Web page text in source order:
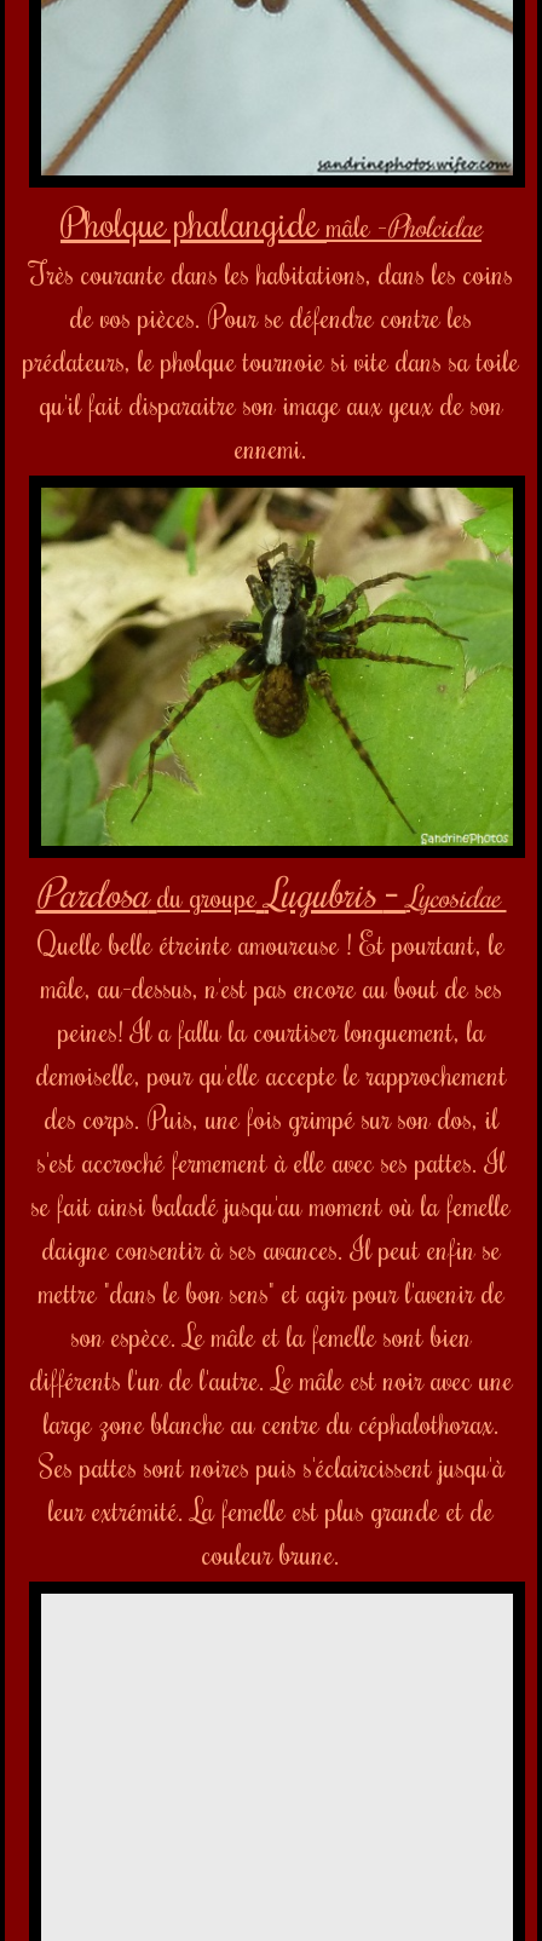
Pholque phalangidemâle -Pholcidae
Très courante dans les habitations, dans les coins
de vos pièces. Pour se défendre contre les
prédateurs, le pholque tournoie si vite dans sa toile
qu'il fait disparaitre son image aux yeux de son
ennemi.
Pardosa du groupe Lugubris-Lycosidae
Quelle belle étreinte amoureuse ! Et pourtant, le
mâle, au-dessus, n'est pas encore au bout de ses
peines! Il a fallu la courtiser longuement, la
demoiselle, pour qu'elle accepte le rapprochement
des corps. Puis, une fois grimpé sur son dos, il
s'est accroché fermement à elle avec ses pattes. Il
se fait ainsi baladé jusqu'au moment où la femelle
daigne consentir à ses avances. Il peut enfin se
mettre "dans le bon sens" et agir pour l'avenir de
son espèce. Le mâle et la femelle sont bien
différents l'un de l'autre. Le mâle est noir avec une
large zone blanche au centre du céphalothorax.
Ses pattes sont noires puis s'éclaircissent jusqu'à
leur extrémité. La femelle est plus grande et de
couleur brune.